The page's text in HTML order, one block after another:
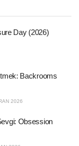
Day (2026)
Backrooms
2026
Obsession